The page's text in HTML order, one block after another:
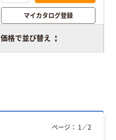
価格で並び替え
マイカタログ登録
比較表に追加
ページ： 1 ／2